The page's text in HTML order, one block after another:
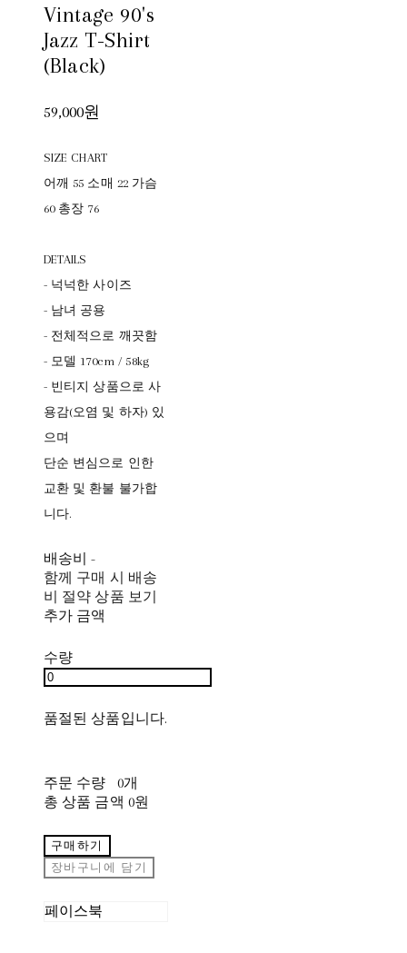
Vintage 90's
Jazz T-Shirt
(Black)
59,000원
SIZE CHART
어깨 55 소매 22 가슴
60 총장 76
DETAILS
- 넉넉한 사이즈
- 남녀 공용
- 전체적으로 깨끗함
- 모델 170cm / 58kg
- 빈티지 상품으로 사
용감(오염 및 하자) 있
으며
단순 변심으로 인한
교환 및 환불 불가합
니다.
배송비-
함께 구매 시 배송
비 절약 상품 보기
추가 금액
수량
품절된 상품입니다.
주문 수량
0개
총 상품 금액 0원
구매하기
장바구니에 담기
페이스북